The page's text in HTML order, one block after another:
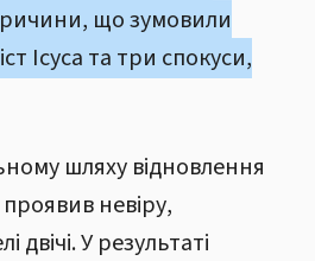
що зумовили
Ісуса та три спокуси,
шляху відновлення
невіру,
двічі. У результаті